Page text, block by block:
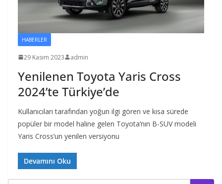
HABERLER
29 Kasım 2023 admin
Yenilenen Toyota Yaris Cross
2024’te Türkiye’de
Kullanıcıları tarafından yoğun ilgi gören ve kısa sürede
popüler bir model haline gelen Toyota’nın B-SUV modeli
Yaris Cross’un yenilen versiyonu
Devamını Oku